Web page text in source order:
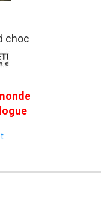
choc